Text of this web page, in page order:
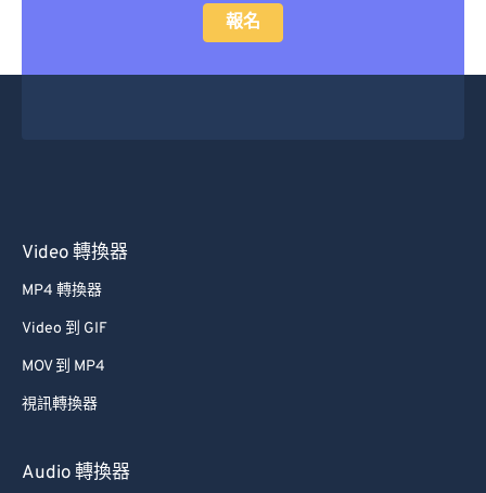
報名
Video 轉換器
MP4 轉換器
Video 到 GIF
MOV 到 MP4
視訊轉換器
Audio 轉換器